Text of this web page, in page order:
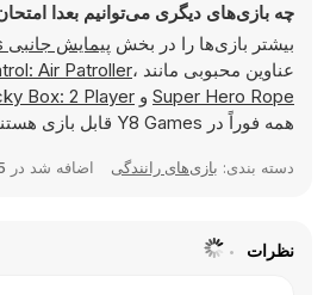
چه بازی‌های دیگری می‌توانیم بعدا
بیشتر بازی‌ها را در بخش پیمایش جانبی games
عناوین محبوبی مانند Air Patroller،
Super Hero Rope و Box: 2 Player
همه فوراً در Y8 Games قابل بازی هستند.
دسته بندی: بازی‌های رانندگی اضافه شد در 25
نظرات